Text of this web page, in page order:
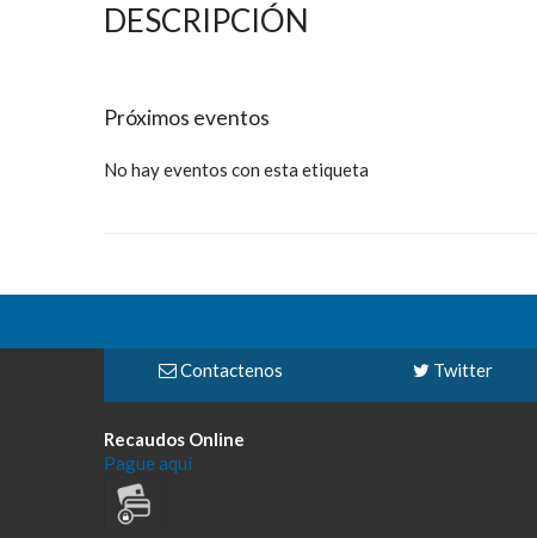
DESCRIPCIÓN
Próximos eventos
No hay eventos con esta etiqueta
Contactenos Twitter
Recaudos Online
Pague aquí